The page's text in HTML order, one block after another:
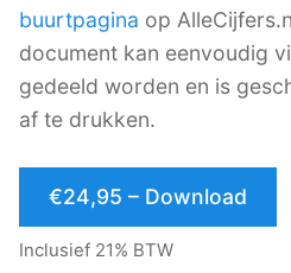
buurtpagina op
document kan eenvoudig
gedeeld worden en is
af te drukken.
€24,95 – Download
Inclusief 21% BTW